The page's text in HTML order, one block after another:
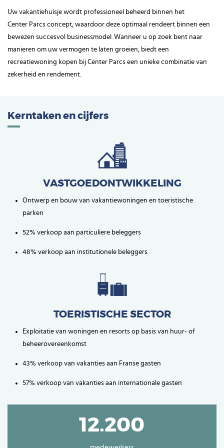
Uw vakantiehuisje wordt professioneel beheerd binnen het
Center Parcs concept, waardoor deze optimaal rendeert binnen een
bewezen succesvol businessmodel. Wanneer u op zoek bent naar
manieren om uw vermogen te laten groeien, biedt een
recreatiewoning kopen bij Center Parcs een unieke combinatie van
zekerheid en rendement.
Kerntaken en cijfers
VASTGOEDONTWIKKELING
Ontwerp en bouw van vakantiewoningen en toeristische
parken
52% verkoop aan particuliere beleggers
48% verkoop aan institutionele beleggers
TOERISTISCHE SECTOR
Exploitatie van woningen en resorts op basis van huur- of
beheerovereenkomst
43% verkoop van vakanties aan Franse gasten
57% verkoop van vakanties aan internationale gasten
12.200